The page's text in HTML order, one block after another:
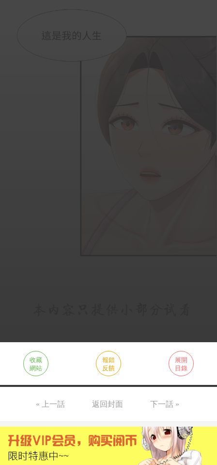
收藏
網站
報錯
反饋
展開
目錄
« 上一話 返回封面 下一話 »